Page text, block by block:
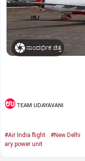
ಸಾಂದರ್ಭಿಕ ಚಿತ್ರ
TEAM UDAYAVANI
#Air India flight #New Delhi
ary power unit